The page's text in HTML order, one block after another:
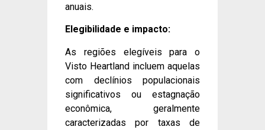
anuais.
Elegibilidade e impacto:
As regiões elegíveis para o
Visto Heartland incluem aquelas
com declínios populacionais
significativos ou estagnação
econômica, geralmente
caracterizadas por taxas de